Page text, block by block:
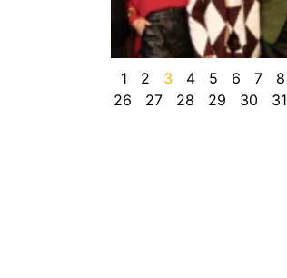
1 2 3 4 5 6 7 8
26
27 28 29 30 31